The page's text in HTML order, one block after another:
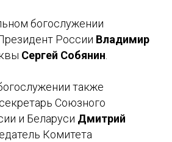
богослужении
России Владимир
Сергей Собянин
также
Союзного
и Беларуси Дмитрий
Комитета